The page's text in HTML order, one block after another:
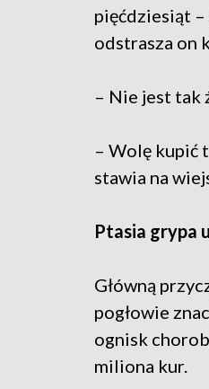
pięćdziesiąt –
odstrasza on
– Nie jest tak
– Wolę kupić
stawia na
Ptasia grypa
Główną
pogłowie
ognisk
miliona kur.